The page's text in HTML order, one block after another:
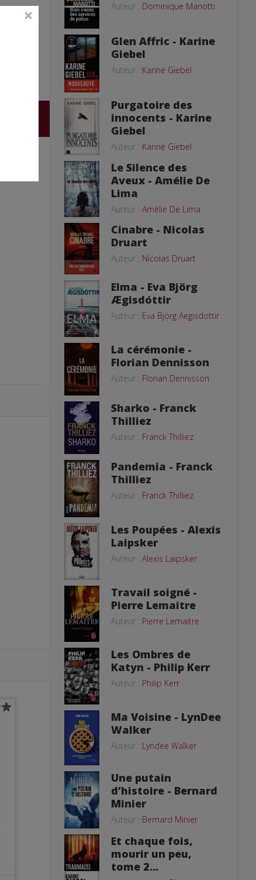
Auteur : Dominique Manotti
Glen Affric - Karine
Giebel
Auteur : Karine Giebel
Purgatoire des
innocents - Karine
Giebel
Auteur : Karine Giebel
Le Silence des
Aveux - Amélie De
Lima
Auteur : Amélie De Lima
Cinabre - Nicolas
Druart
Auteur : Nicolas Druart
Elma - Eva Björg
Ægisdóttir
Auteur : Eva Björg Aegisdottir
La cérémonie -
Florian Dennisson
Auteur : Florian Dennisson
Sharko - Franck
Thilliez
Auteur : Franck Thilliez
Pandemia - Franck
Thilliez
Auteur : Franck Thilliez
Les Poupées - Alexis
Laipsker
Auteur : Alexis Laipsker
Travail soigné -
Pierre Lemaitre
Auteur : Pierre Lemaitre
Les Ombres de
Katyn - Philip Kerr
Auteur : Philip Kerr
Ma Voisine - LynDee
Walker
Auteur : Lyndee Walker
Une putain
d’histoire - Bernard
Minier
Auteur : Bernard Minier
Et chaque fois,
mourir un peu,
tome 2...